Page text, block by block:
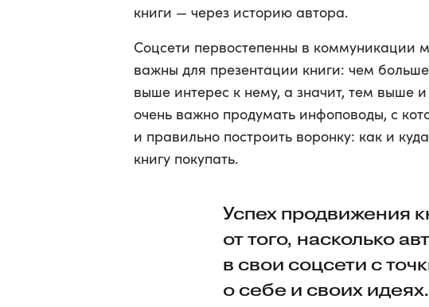
книги — через историю автора.
Соцсети первостепенны в коммуникации
важны для презентации книги: чем
выше интерес к нему, а значит, тем выше
очень важно продумать инфоповоды, с
и правильно построить воронку: как и
книгу покупать.
Успех продвижения
от того, насколько
в свои соцсети с
о себе и своих идеях.